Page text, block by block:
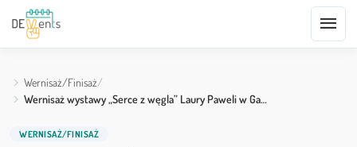
menu
Wernisaż/Finisaż
Wernisaż wystawy „Serce z węgla” Laury Paweli w Ga…
WERNISAŻ/FINISAŻ